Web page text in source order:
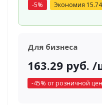
-5% Экономия 15.74
Для бизнеса
163.29 руб. /
-45% от розничной